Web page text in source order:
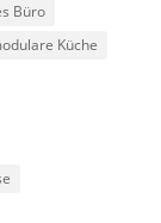
Büro
Küche